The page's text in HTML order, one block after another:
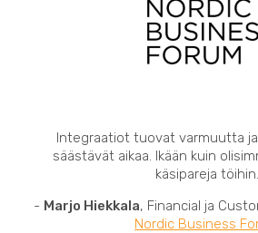
Integraatiot tuovat varmuutta
säästävät aikaa. Ikään kuin
käsipareja töihin.
- Marjo Hiekkala, Financial ja
Nordic Business